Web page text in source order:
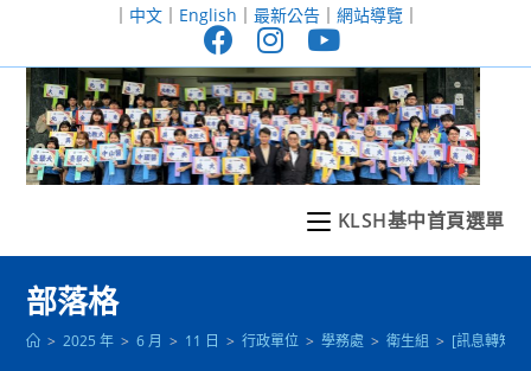
至
｜ 中文｜ English ｜ 最新公告｜ 網站導覽｜
KLSH基中首頁選單
部落格
> 2025 年 > 6 月 > 11 日 > 行政單位 > 學務處 > 衛生組 > [訊息轉知]